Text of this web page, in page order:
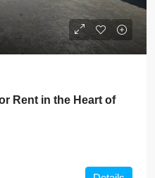
Rent in the Heart of